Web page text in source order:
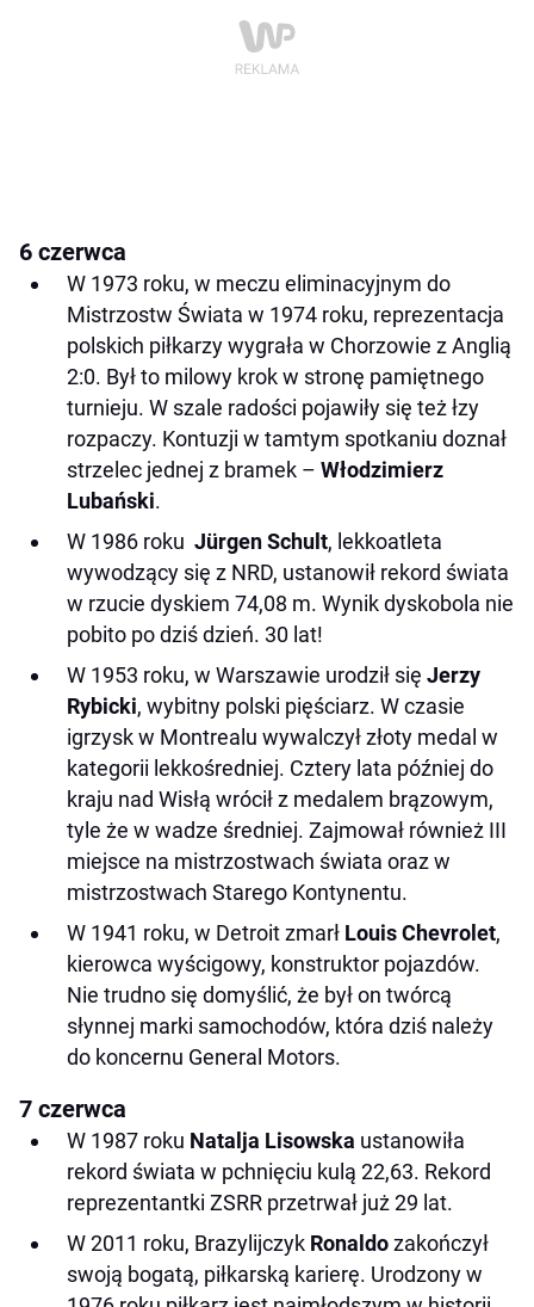
6 czerwca
W 1973 roku, w meczu eliminacyjnym do
Mistrzostw Świata w 1974 roku, reprezentacja
polskich piłkarzy wygrała w Chorzowie z Anglią
2:0. Był to milowy krok w stronę pamiętnego
turnieju. W szale radości pojawiły się też łzy
rozpaczy. Kontuzji w tamtym spotkaniu doznał
strzelec jednej z bramek – Włodzimierz
Lubański.
W 1986 roku Jürgen Schult, lekkoatleta
wywodzący się z NRD, ustanowił rekord świata
w rzucie dyskiem 74,08 m. Wynik dyskobola nie
pobito po dziś dzień. 30 lat!
W 1953 roku, w Warszawie urodził się Jerzy
Rybicki, wybitny polski pięściarz. W czasie
igrzysk w Montrealu wywalczył złoty medal w
kategorii lekkośredniej. Cztery lata później do
kraju nad Wisłą wrócił z medalem brązowym,
tyle że w wadze średniej. Zajmował również III
miejsce na mistrzostwach świata oraz w
mistrzostwach Starego Kontynentu.
W 1941 roku, w Detroit zmarł Louis Chevrolet,
kierowca wyścigowy, konstruktor pojazdów.
Nie trudno się domyślić, że był on twórcą
słynnej marki samochodów, która dziś należy
do koncernu General Motors.
7 czerwca
W 1987 roku Natalja Lisowska ustanowiła
rekord świata w pchnięciu kulą 22,63. Rekord
reprezentantki ZSRR przetrwał już 29 lat.
W 2011 roku, Brazylijczyk Ronaldozakończył
swoją bogatą, piłkarską karierę. Urodzony w